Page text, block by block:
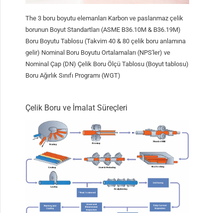
The 3 boru boyutu elemanları Karbon ve paslanmaz çelik
borunun Boyut Standartları (ASME B36.10M & B36.19M)
Boru Boyutu Tablosu (Takvim 40 & 80 çelik boru anlamına
gelir) Nominal Boru Boyutu Ortalamaları (NPS'ler) ve
Nominal Çap (DN) Çelik Boru Ölçü Tablosu (Boyut tablosu)
Boru Ağırlık Sınıfı Programı (WGT)
Çelik Boru ve İmalat Süreçleri